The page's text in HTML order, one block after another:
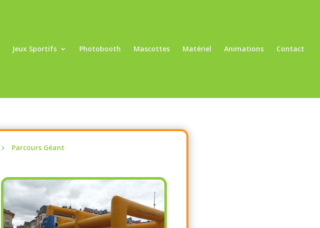
Jeux Sportifs Photobooth Mascottes Matériel Animations Contact
5 Parcours Géant